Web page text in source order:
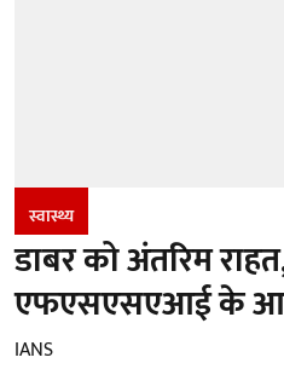
स्वास्थ्य
डाबर को अंतरिम
एफएसएसएआई के
IANS